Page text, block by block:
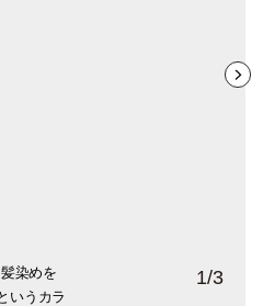
染めを
いうカラ
パックを
でマッサ
かけ、
います。
1/3